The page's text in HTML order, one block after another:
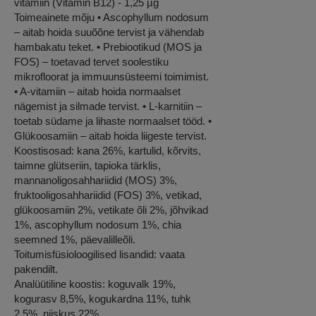
vitamiin (Vitamin B12) - 1,25 µg
Toimeainete mõju • Ascophyllum nodosum
– aitab hoida suuõõne tervist ja vähendab
hambakatu teket. • Prebiootikud (MOS ja
FOS) – toetavad tervet soolestiku
mikrofloorat ja immuunsüsteemi toimimist.
• A-vitamiin – aitab hoida normaalset
nägemist ja silmade tervist. • L-karnitiin –
toetab südame ja lihaste normaalset tööd. •
Glükoosamiin – aitab hoida liigeste tervist.
Koostisosad: kana 26%, kartulid, kõrvits,
taimne glütseriin, tapioka tärklis,
mannanoligosahhariidid (MOS) 3%,
fruktooligosahhariidid (FOS) 3%, vetikad,
glükoosamiin 2%, vetikate õli 2%, jõhvikad
1%, ascophyllum nodosum 1%, chia
seemned 1%, päevalilleõli.
Toitumisfüsioloogilised lisandid: vaata
pakendilt.
Analüütiline koostis: koguvalk 19%,
kogurasv 8,5%, kogukardna 11%, tuhk
2,5%, niiskus 22%